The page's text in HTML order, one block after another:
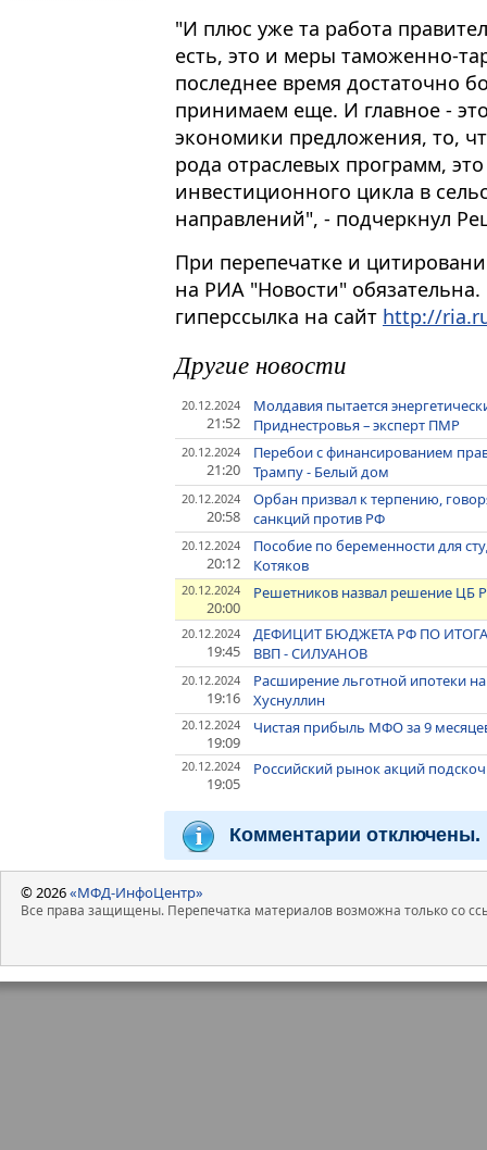
"И плюс уже та работа
есть, это и меры таможенно-
последнее время достаточно
принимаем еще. И главное -
экономики предложения, то,
рода отраслевых программ,
инвестиционного цикла в
направлений", - подчеркнул
При перепечатке и
на РИА "Новости"
гиперссылка на сайт http://
Другие новости
20.12.2024
21:52
Молдавия пытается
Приднестровья – эксперт ПМР
20.12.2024
21:20
Перебои с финансированием
Трампу - Белый дом
20.12.2024
20:58
Орбан призвал к терпению,
санкций против РФ
20.12.2024
20:12
Пособие по беременности для
Котяков
20.12.2024
20:00
Решетников назвал решение ЦБ
20.12.2024
19:45
ДЕФИЦИТ БЮДЖЕТА РФ ПО
ВВП - СИЛУАНОВ
20.12.2024
19:16
Расширение льготной ипотеки
Хуснуллин
20.12.2024
19:09
Чистая прибыль МФО за 9
20.12.2024
19:05
Российский рынок акций
Комментарии отключены.
© 2026«МФД-ИнфоЦентр»
Все права защищены. Перепечатка материалов возможна только со